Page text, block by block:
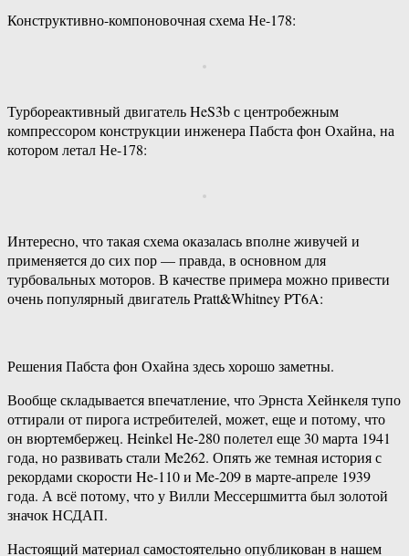
Конструктивно-компоновочная схема Не-178:
Турбореактивный двигатель HeS3b с центробежным
компрессором конструкции инженера Пабста фон Охайна, на
котором летал Не-178:
Интересно, что такая схема оказалась вполне живучей и
применяется до сих пор — правда, в основном для
турбовальных моторов. В качестве примера можно привести
очень популярный двигатель Pratt&Whitney PT6A:
Решения Пабста фон Охайна здесь хорошо заметны.
Вообще складывается впечатление, что Эрнста Хейнкеля тупо
оттирали от пирога истребителей, может, еще и потому, что
он вюртембержец. Heinkel He-280 полетел еще 30 марта 1941
года, но развивать стали Me262. Опять же темная история с
рекордами скорости He-110 и Me-209 в марте-апреле 1939
года. А всё потому, что у Вилли Мессершмитта был золотой
значок НСДАП.
Настоящий материал самостоятельно опубликован в нашем